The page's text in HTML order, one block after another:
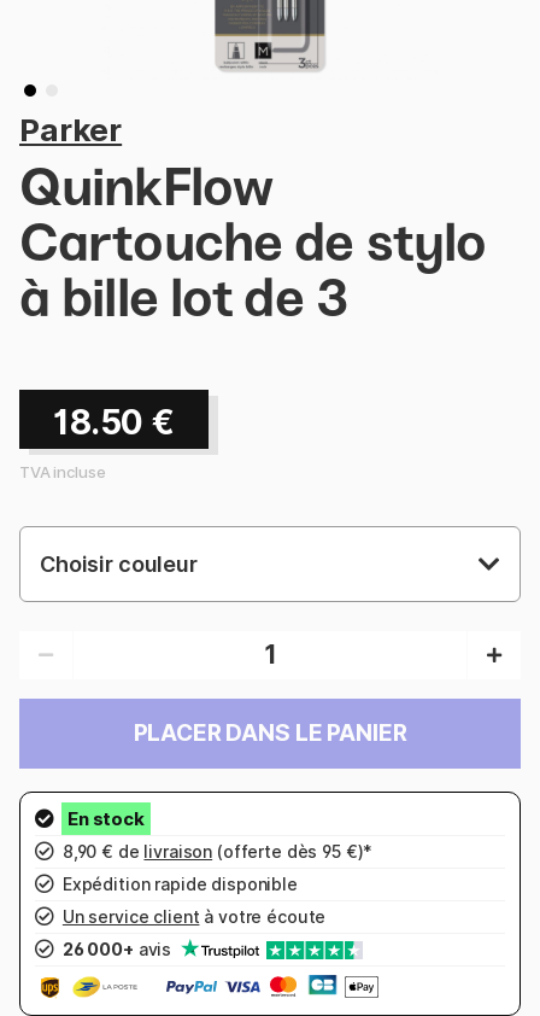
Parker
QuinkFlow
Cartouche de stylo
à bille lot de 3
18.50 €
TVA incluse
Choisir couleur
PLACER DANS LE PANIER
8,90 € de livraison (offerte dès 95 €)*
Expédition rapide disponible
Un service client à votre écoute
26 000+ avis